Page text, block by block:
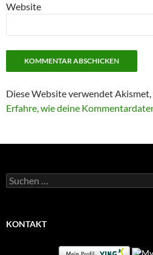
Website
Diese Website verwendet Akismet,
Erfahre, wie deine
Suchen
nach:
KONTAKT